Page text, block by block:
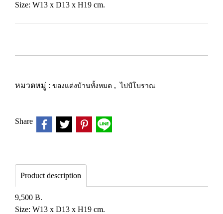
Size: W13 x D13 x H19 cm.
หมวดหมู่ : ของแต่งบ้านทั้งหมด , ไปป์โบราณ
Share
Product description
9,500 B.
Size: W13 x D13 x H19 cm.